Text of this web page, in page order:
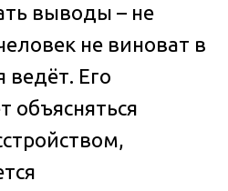
выводы – не
не виноват в
ведёт. Его
объясняться